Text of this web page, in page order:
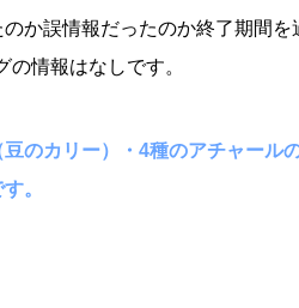
誤情報だったのか終了期間を
情報はなしです。
のカリー）・4種のアチャール
。